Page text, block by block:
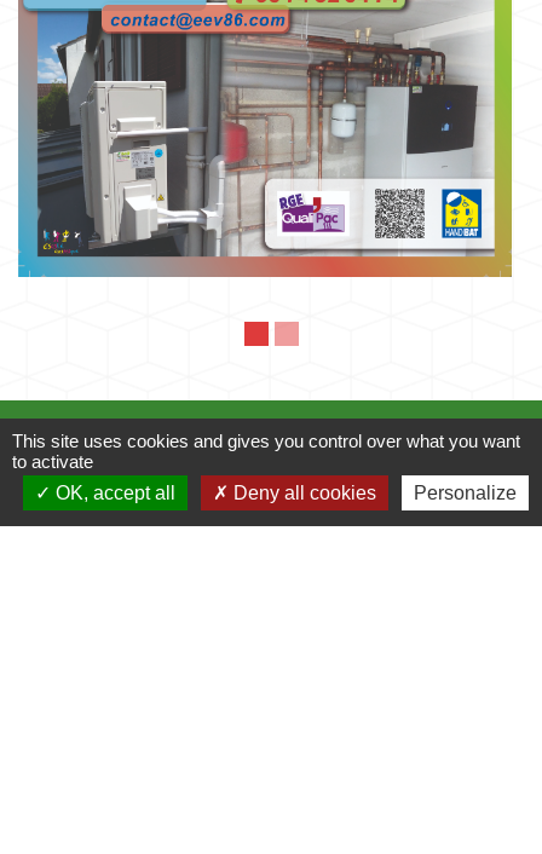
Mairie
Commune de Fleuré
This site uses cookies and gives you control over what you want
to activate
OK, accept all
Deny all cookies Personalize